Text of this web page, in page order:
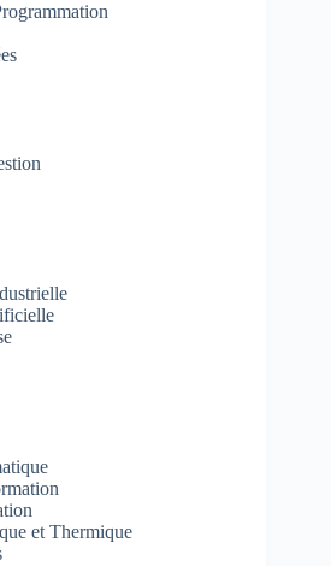
et Thermique